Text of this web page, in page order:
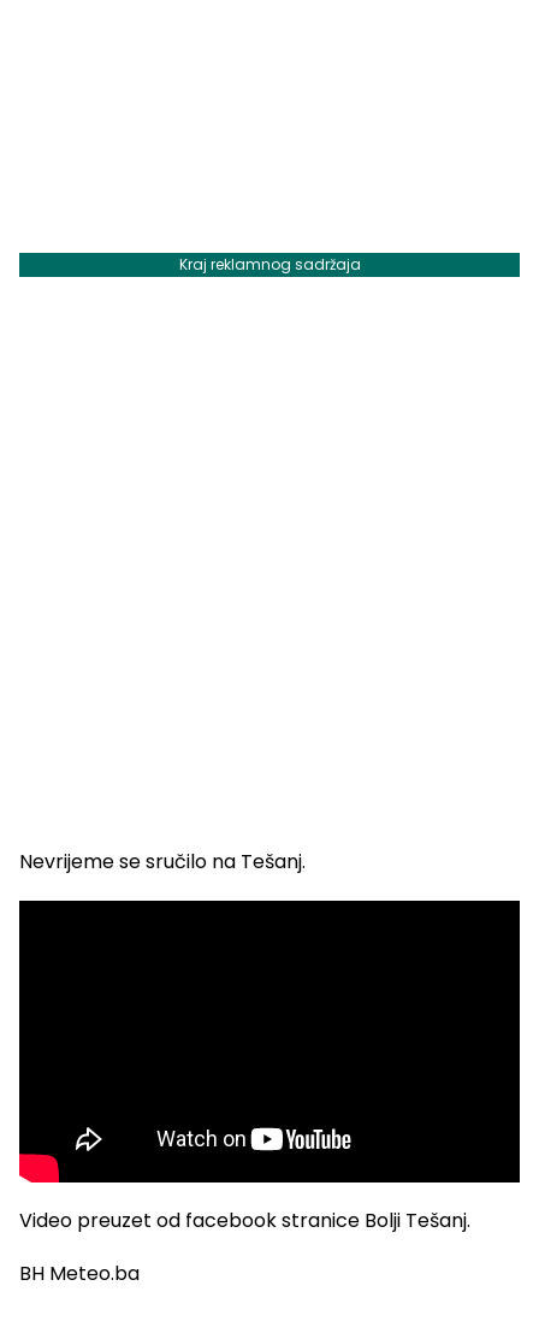
Kraj reklamnog sadržaja
Nevrijeme se sručilo na Tešanj.
Video preuzet od facebook stranice Bolji Tešanj.
BH Meteo.ba